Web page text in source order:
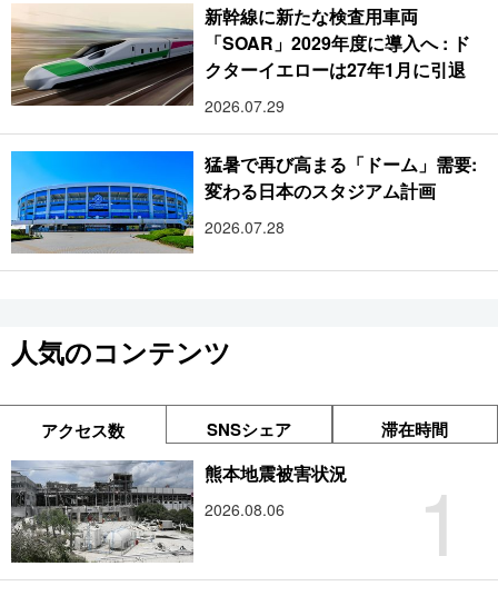
新幹線に新たな検査用車両
「SOAR」2029年度に導入へ : ド
クターイエローは27年1月に引退
2026.07.29
猛暑で再び高まる「ドーム」需要:
変わる日本のスタジアム計画
2026.07.28
人気のコンテンツ
アクセス数 SNSシェア 滞在時間
1
熊本地震被害状況
2026.08.06